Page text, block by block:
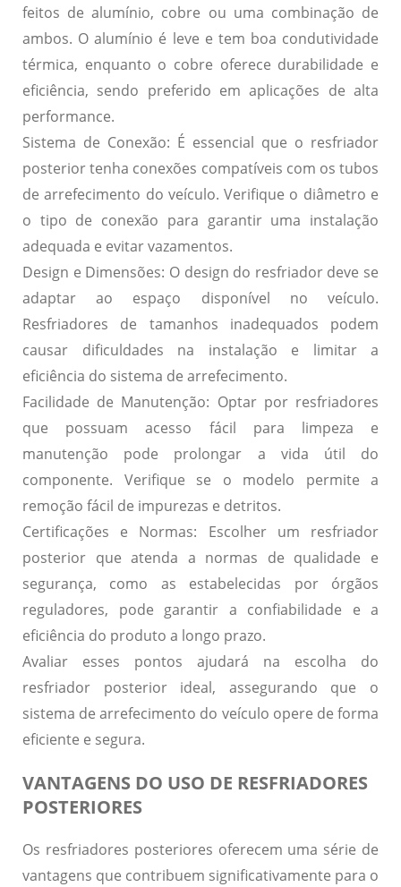
feitos de alumínio, cobre ou uma combinação de
ambos. O alumínio é leve e tem boa condutividade
térmica, enquanto o cobre oferece durabilidade e
eficiência, sendo preferido em aplicações de alta
performance.
Sistema de Conexão: É essencial que o resfriador
posterior tenha conexões compatíveis com os tubos
de arrefecimento do veículo. Verifique o diâmetro e
o tipo de conexão para garantir uma instalação
adequada e evitar vazamentos.
Design e Dimensões: O design do resfriador deve se
adaptar ao espaço disponível no veículo.
Resfriadores de tamanhos inadequados podem
causar dificuldades na instalação e limitar a
eficiência do sistema de arrefecimento.
Facilidade de Manutenção: Optar por resfriadores
que possuam acesso fácil para limpeza e
manutenção pode prolongar a vida útil do
componente. Verifique se o modelo permite a
remoção fácil de impurezas e detritos.
Certificações e Normas: Escolher um resfriador
posterior que atenda a normas de qualidade e
segurança, como as estabelecidas por órgãos
reguladores, pode garantir a confiabilidade e a
eficiência do produto a longo prazo.
Avaliar esses pontos ajudará na escolha do
resfriador posterior ideal, assegurando que o
sistema de arrefecimento do veículo opere de forma
eficiente e segura.
VANTAGENS DO USO DE RESFRIADORES
POSTERIORES
Os resfriadores posteriores oferecem uma série de
vantagens que contribuem significativamente para o